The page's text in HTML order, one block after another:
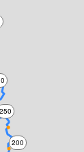
200
250